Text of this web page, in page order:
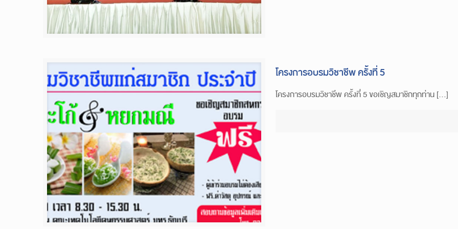
โครงการอบรมวิชาชีพ ครั้งที่ 5
โครงการอบรมวิชาชีพ ครั้งที่ 5 ขอเชิญสมาชิกทุกท่าน […]